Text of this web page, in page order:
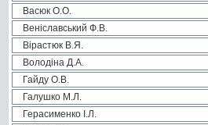
Васюк О.О.
Веніславський Ф.В.
Вірастюк В.Я.
Володіна Д.А.
Гайду О.В.
Галушко М.Л.
Герасименко І.Л.